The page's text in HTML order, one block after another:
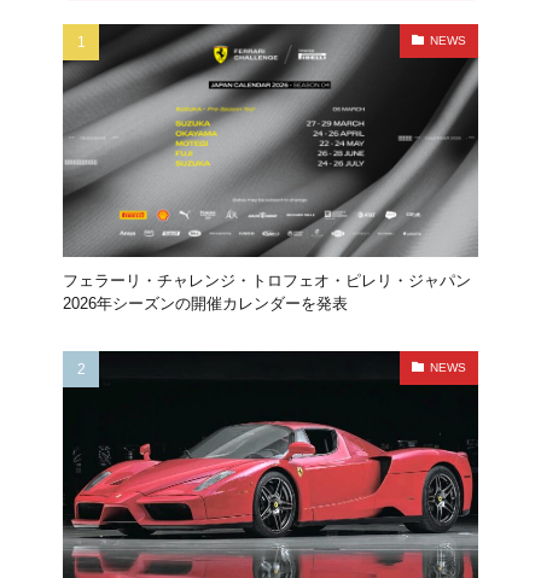
NEWS
フェラーリ・チャレンジ・トロフェオ・ピレリ・ジャパン
2026年シーズンの開催カレンダーを発表
NEWS